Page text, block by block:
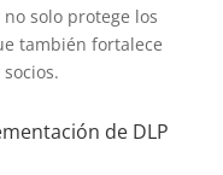
solo protege los
también fortalece
de DLP